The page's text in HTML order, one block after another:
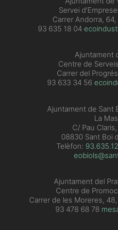
Servei
Carrer Andorra,
93 635 18 04
Ajuntament
Centre de
Carrer del
93 633 34 56
Ajuntament de Sant
La
C/ Pau
08830 Sant Boi
Telèfon:
Ajuntament del
Centre de
Carrer de les Moreres,
93 478 68 78